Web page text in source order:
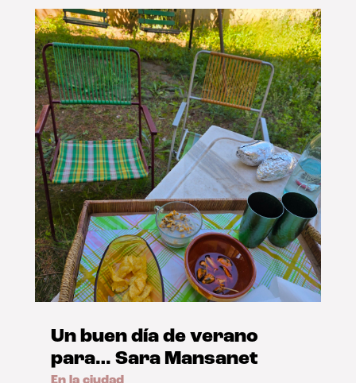
Un buen día de verano
para… Sara Mansanet
En la ciudad